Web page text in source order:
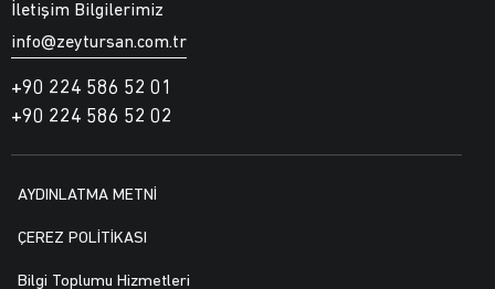
İletişim Bilgilerimiz
info@zeytursan.com.tr
+90 224 586 52 01
+90 224 586 52 02
AYDINLATMA METNİ
ÇEREZ POLİTİKASI
Bilgi Toplumu Hizmetleri